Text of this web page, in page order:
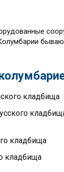
кладбища
кладбища
кладбища